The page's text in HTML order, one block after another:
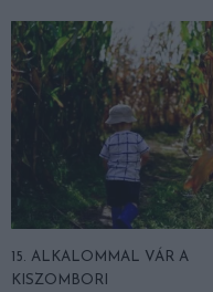
15. ALKALOMMAL VÁR A
KISZOMBORI